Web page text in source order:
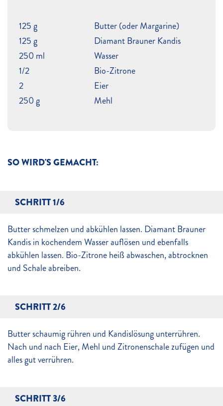
SO WIRD'S GEMACHT:
SCHRITT 1/6
Butter schmelzen und abkühlen lassen. Diamant Brauner
Kandis in kochendem Wasser auflösen und ebenfalls
abkühlen lassen. Bio-Zitrone heiß abwaschen, abtrocknen
und Schale abreiben.
SCHRITT 2/6
Butter schaumig rühren und Kandislösung unterrühren.
Nach und nach Eier, Mehl und Zitronenschale zufügen und
alles gut verrühren.
SCHRITT 3/6
125 g
Butter (oder Margarine)
125 g
Diamant Brauner Kandis
250 ml
Wasser
1/2
Bio-Zitrone
2
Eier
250 g
Mehl